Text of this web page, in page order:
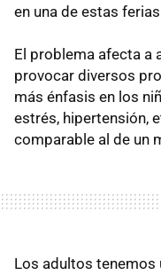
en una de estas
El problema afecta a
provocar diversos
más énfasis en los
estrés, hipertensión,
comparable al de un
Los adultos tenemos